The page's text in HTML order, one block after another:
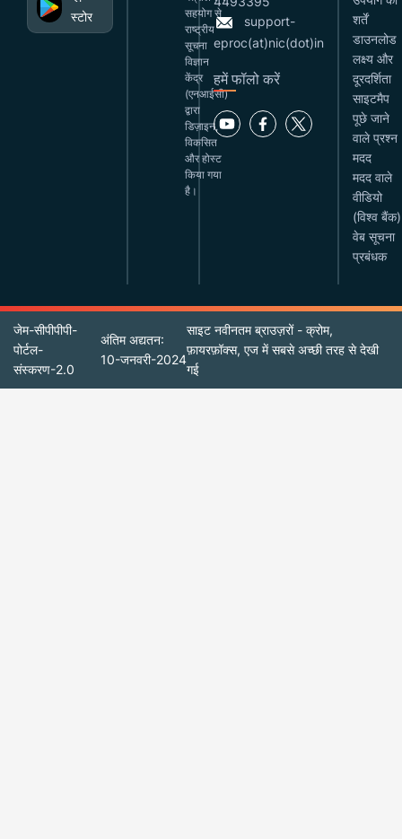
स्टोर
सहयोग से
राष्ट्रीय
सूचना
विज्ञान
केंद्र
(एनआईसी)
द्वारा
डिज़ाइन,
विकसित
और होस्ट
किया गया
है।
support-
eproc(at)nic(dot)in
हमें फॉलो करें
शर्तें
डाउनलोड
लक्ष्य और
दूरदर्शिता
साइटमैप
पूछे जाने
वाले प्रश्न
मदद
मदद वाले
वीडियो
(विश्व बैंक)
वेब सूचना
प्रबंधक
जेम-सीपीपीपी-
पोर्टल-
संस्करण-2.0
अंतिम अद्यतन:
10-जनवरी-2024
साइट नवीनतम ब्राउज़रों - क्रोम,
फ़ायरफ़ॉक्स, एज में सबसे अच्छी तरह से देखी
गई